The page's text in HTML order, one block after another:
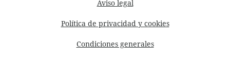
Aviso legal
Política de privacidad y cookies
Condiciones generales